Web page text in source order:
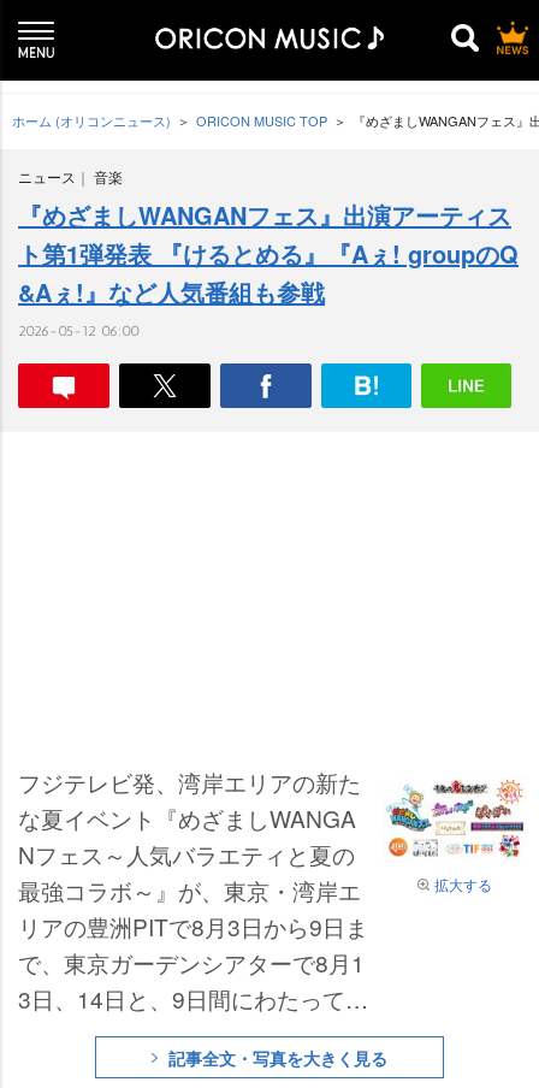
ホーム (オリコンニュース) ORICON MUSIC TOP 『めざましWANGANフェス
ニュース 音楽
『めざましWANGANフェス』出演アーティス
ト第1弾発表 『けるとめる』『Aぇ! groupのQ
&Aぇ!』など人気番組も参戦
2026-05-12 06:00
拡大する
フジテレビ発、湾岸エリアの新た
な夏イベント『めざましWANGA
Nフェス～人気バラエティと夏の
最強コラボ～』が、東京・湾岸エ
リアの豊洲PITで8月3日から9日ま
で、東京ガーデンシアターで8月1
3日、14日と、9日間にわたって開
催される。『めざましテレビ』と
同局の人気番組がコラボレーショ
記事全文・写真を大きく見る